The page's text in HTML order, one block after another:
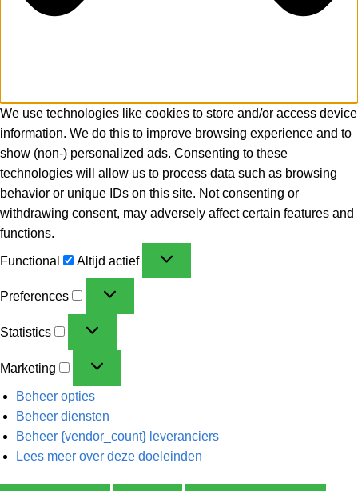
We use technologies like cookies to store and/or access device
information. We do this to improve browsing experience and to
show (non-) personalized ads. Consenting to these
technologies will allow us to process data such as browsing
behavior or unique IDs on this site. Not consenting or
withdrawing consent, may adversely affect certain features and
functions.
Functional Altijd actief
Preferences
Statistics
Marketing
Beheer opties
Beheer diensten
Beheer {vendor_count} leveranciers
Lees meer over deze doeleinden